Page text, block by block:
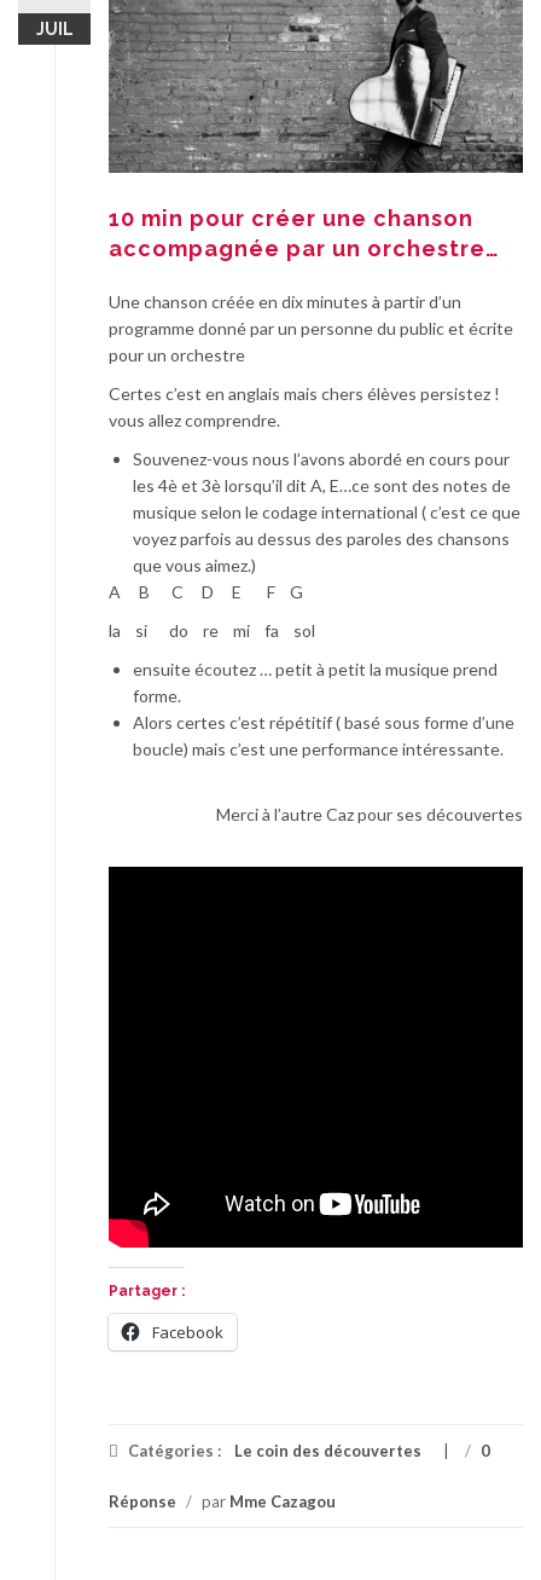
JUIL
10 min pour créer une chanson
accompagnée par un orchestre…
Une chanson créée en dix minutes à partir d’un
programme donné par un personne du public et écrite
pour un orchestre
Certes c’est en anglais mais chers élèves persistez !
vous allez comprendre.
Souvenez-vous nous l’avons abordé en cours pour
les 4è et 3è lorsqu’il dit A, E…ce sont des notes de
musique selon le codage international ( c’est ce que
voyez parfois au dessus des paroles des chansons
que vous aimez.)
A B C D E F G
la si do re mi fa sol
ensuite écoutez … petit à petit la musique prend
forme.
Alors certes c’est répétitif ( basé sous forme d’une
boucle) mais c’est une performance intéressante.
Merci à l’autre Caz pour ses découvertes
Partager :
Facebook
Catégories : Le coin des découvertes / 0
Réponse / par Mme Cazagou